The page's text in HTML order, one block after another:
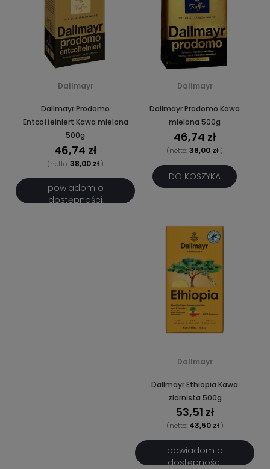
Dallmayr
Dallmayr Prodomo
Entcoffeiniert Kawa mielona
500g
46,74 zł
(netto: 38,00 zł)
powiadom o
dostępności
Dallmayr
Dallmayr Prodomo Kawa
mielona 500g
46,74 zł
(netto: 38,00 zł)
DO KOSZYKA
Dallmayr
Dallmayr Ethiopia Kawa
ziarnista 500g
53,51 zł
(netto: 43,50 zł)
powiadom o
dostępności